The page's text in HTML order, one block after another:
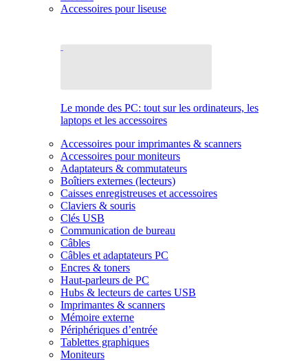
Accessoires pour liseuse
Le monde des PC: tout sur les ordinateurs, les
laptops et les accessoires
Accessoires pour imprimantes & scanners
Accessoires pour moniteurs
Adaptateurs & commutateurs
Boîtiers externes (lecteurs)
Caisses enregistreuses et accessoires
Claviers & souris
Clés USB
Communication de bureau
Câbles
Câbles et adaptateurs PC
Encres & toners
Haut-parleurs de PC
Hubs & lecteurs de cartes USB
Imprimantes & scanners
Mémoire externe
Périphériques d’entrée
Tablettes graphiques
Moniteurs